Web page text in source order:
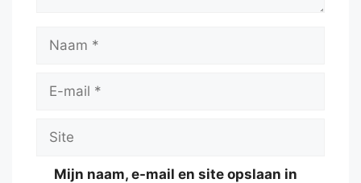
Naam
Site
Mijn naam, e-mail en site opslaan in